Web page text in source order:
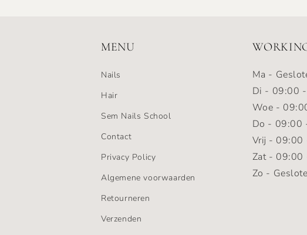
MENU
Nails
Hair
Sem Nails School
Contact
Privacy Policy
Algemene voorwaarden
Retourneren
Verzenden
Ma -
Di - 09:00
Woe -
Do - 09:00
Vrij - 09:00
Zat - 09:00
Zo -